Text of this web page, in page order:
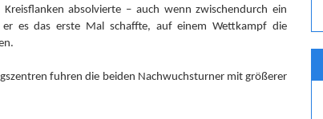
absolvierte – auch wenn zwischendurch ein
es das erste Mal schaffte, auf einem Wettkampf die
fuhren die beiden Nachwuchsturner mit größerer